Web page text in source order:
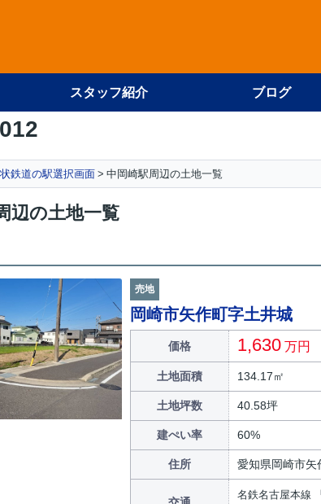
スタッフ紹介 ブログ
鉄道の駅選択画面 中岡崎駅周辺の土地一覧
辺の土地一覧
売地
岡崎市矢作町字土井城
価格 1,630 万円
土地面積 134.17㎡
土地坪数 40.58坪
建ぺい率 60%
住所 愛知県岡崎市矢
名鉄名古屋本線